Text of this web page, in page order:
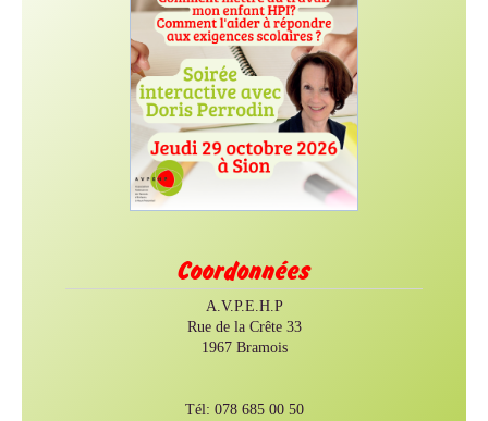
Coordonnées
A.V.P.E.H.P
Rue de la Crête 33
1967 Bramois
Tél: 078 685 00 50